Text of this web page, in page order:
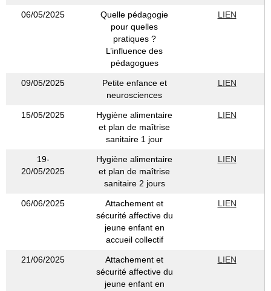
06/05/2025
Quelle pédagogie
pour quelles
pratiques ?
L’influence des
pédagogues
LIEN
09/05/2025
Petite enfance et
neurosciences
LIEN
15/05/2025
Hygiène alimentaire
et plan de maîtrise
sanitaire 1 jour
LIEN
19-
20/05/2025
Hygiène alimentaire
et plan de maîtrise
sanitaire 2 jours
LIEN
06/06/2025
Attachement et
sécurité affective du
jeune enfant en
accueil collectif
LIEN
21/06/2025
Attachement et
sécurité affective du
jeune enfant en
LIEN